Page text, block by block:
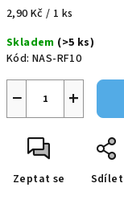
Měrná
2,90 Kč / 1 ks
Skladem (>5 ks)
Kód: NAS-RF10
+
−
Zeptat se Sdílet